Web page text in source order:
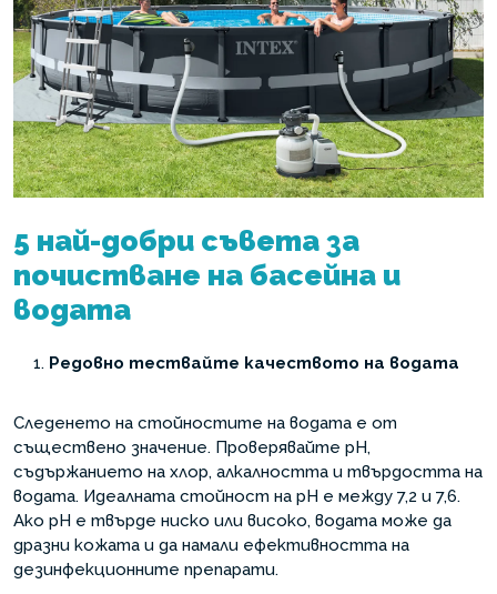
5 най-добри съвета за
почистване на басейна и
водата
Редовно тествайте качеството на водата
Следенето на стойностите на водата е от
съществено значение. Проверявайте pH,
съдържанието на хлор, алкалността и твърдостта на
водата. Идеалната стойност на pH е между 7,2 и 7,6.
Ако pH е твърде ниско или високо, водата може да
дразни кожата и да намали ефективността на
дезинфекционните препарати.